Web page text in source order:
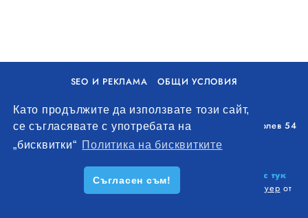
Като продължите да използвате този сайт,
се съгласявате с употребата на
„бисквитки“ Политика на бисквитките
Съгласен съм!
SEO И РЕКЛАМА
ОБЩИ УСЛОВИЯ
Уолоу Интернешънъл ЕООД, гр. Варна, бул. Генерал Колев 54
+359 893 621 112
office@remontna-brigada.com
Създай профил на своя строителен бизнес тук
. Всички права запазени. Изработка на софтуер от